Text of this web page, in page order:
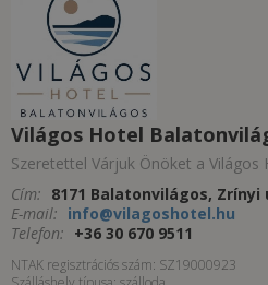
Világos Hotel
Szeretettel Várjuk Önöket a
Cím: 8171 Balatonvilágos, Zrínyi
E-mail: info@vilagoshotel.hu
Telefon: +36 30 670 9511
NTAK regisztrációs szám: SZ19000923